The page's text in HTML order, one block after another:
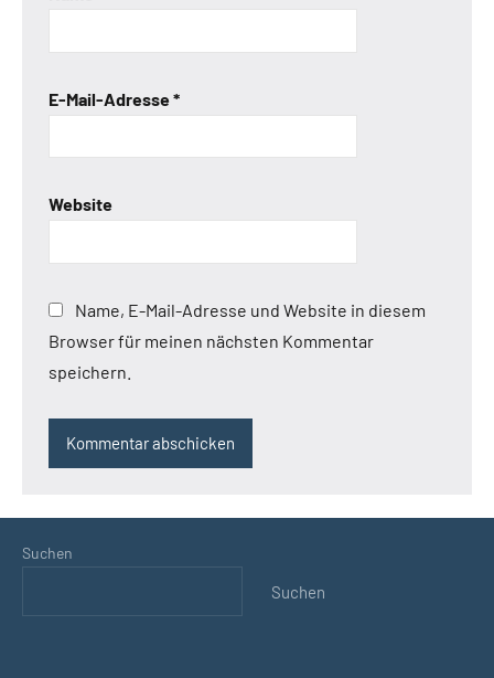
E-Mail-Adresse*
Website
Name, E-Mail-Adresse und Website in diesem
Browser für meinen nächsten Kommentar
speichern.
Suchen
Suchen